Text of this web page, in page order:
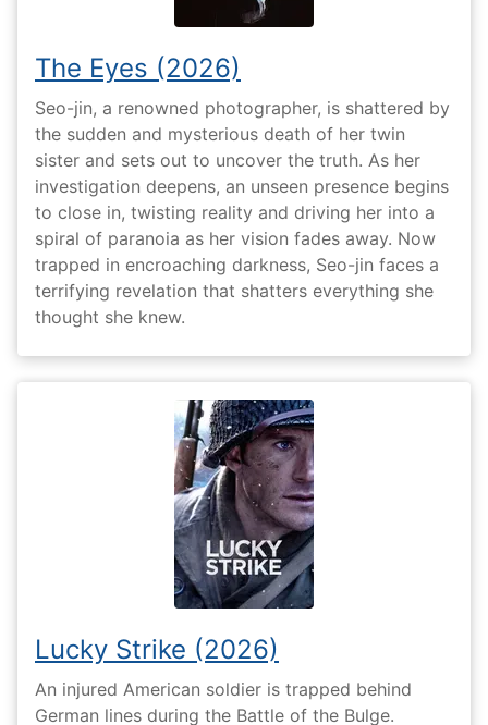
The Eyes (2026)
Seo-jin, a renowned photographer, is shattered by
the sudden and mysterious death of her twin
sister and sets out to uncover the truth. As her
investigation deepens, an unseen presence begins
to close in, twisting reality and driving her into a
spiral of paranoia as her vision fades away. Now
trapped in encroaching darkness, Seo-jin faces a
terrifying revelation that shatters everything she
thought she knew.
Lucky Strike (2026)
An injured American soldier is trapped behind
German lines during the Battle of the Bulge.